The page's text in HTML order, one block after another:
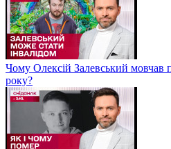
Чому Олексій Залевський мовчав
року?